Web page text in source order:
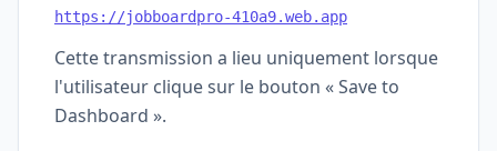
https://jobboardpro-410a9.web.app
Cette transmission a lieu uniquement lorsque
l'utilisateur clique sur le bouton « Save to
Dashboard ».